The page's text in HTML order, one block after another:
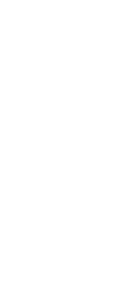
touch
je niet
aan je
dat jouw
van
onder
vegan leren
zijn.
materiaal,
alternatief
te doen